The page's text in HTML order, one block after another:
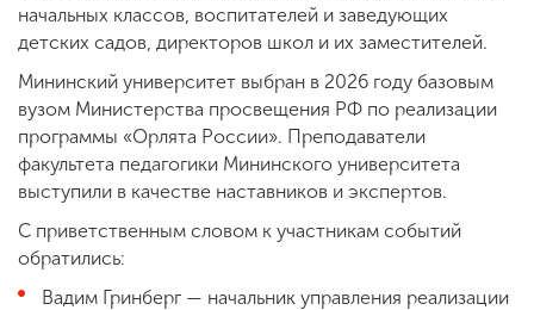
начальных классов, воспитателей и заведующих
детских садов, директоров школ и их заместителей.
Мининский университет выбран в 2026 году базовым
вузом Министерства просвещения РФ по реализации
программы «Орлята России». Преподаватели
факультета педагогики Мининского университета
выступили в качестве наставников и экспертов.
С приветственным словом к участникам событий
обратились:
Вадим Гринберг — начальник управления реализации